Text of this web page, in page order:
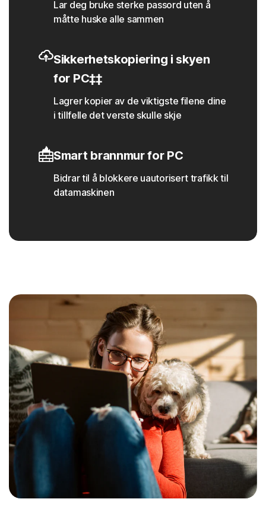
Lar deg bruke sterke passord uten å
måtte huske alle sammen
Sikkerhetskopiering i skyen
for PC‡‡
Lagrer kopier av de viktigste filene dine
i tillfelle det verste skulle skje
Smart brannmur for PC
Bidrar til å blokkere uautorisert trafikk til
datamaskinen